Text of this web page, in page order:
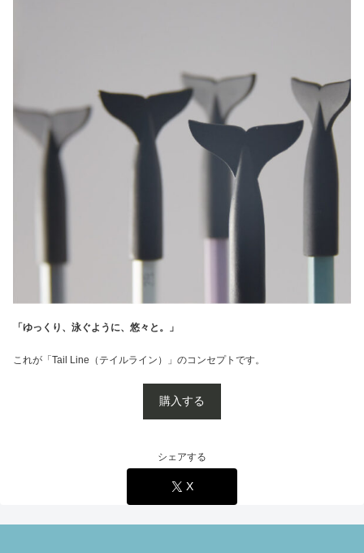
「ゆっくり、泳ぐように、悠々と。」
これが「Tail Line（テイルライン）」のコンセプトです。
購入する
シェアする
X